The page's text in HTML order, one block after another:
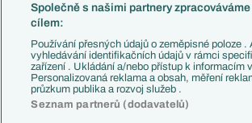
Manchester United
AC Milán
Juventus FC
Bayern Mnichov
FC Barcelona
Real Madrid
Společně s našimi partnery
cílem:
Používání přesných údajů o zeměpisné poloze .
vyhledávání identifikačních údajů v rámci
zařízení . Ukládání a/nebo přístup k informacím
Personalizovaná reklama a obsah, měření
průzkum publika a rozvoj služeb .
Seznam partnerů (dodavatelů)